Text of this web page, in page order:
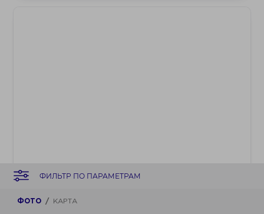
ФИЛЬТР ПО ПАРАМЕТРАМ
ФОТО КАРТА
Торговое
Сдаётся помещение 41,1м² в новом жилом